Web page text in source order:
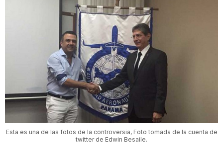
Esta es una de las fotos de la controversia, Foto tomada de la cuenta de
twitter de Edwin Besaile.